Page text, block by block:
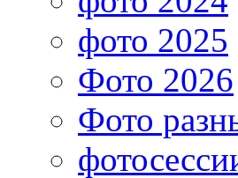
фото 2025
Фото 2026
Фото